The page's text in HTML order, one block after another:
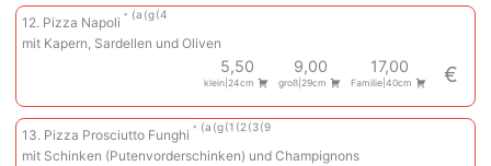
12. Pizza Napoli
a g 4
mit Kapern, Sardellen und Oliven
5,50
klein|24cm
9,00
groß|29cm
17,00
Familie|40cm €
13. Pizza Prosciutto Funghi
a g 1 2 3 9
mit Schinken (Putenvorderschinken) und Champignons